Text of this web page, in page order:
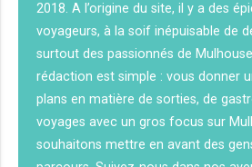
2018. A l’origine du site, il y a des
voyageurs, à la soif inépuisable de
surtout des passionnés de
rédaction est simple : vous donner
plans en matière de sorties, de
voyages avec un gros focus sur
souhaitons mettre en avant des